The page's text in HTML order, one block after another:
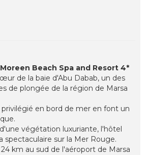
Beach Spa and Resort 4*
de la baie d'Abu Dabab, un des
de plongée de la région de Marsa
en bord de mer en font un
végétation luxuriante, l'hôtel
spectaculaire sur la Mer Rouge.
km au sud de l'aéroport de Marsa